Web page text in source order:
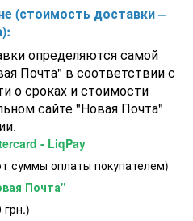
(стоимость доставки –
определяются самой
Почта" в соответствии с
о сроках и стоимости
сайте "Новая Почта"
- LiqPay
суммы оплаты покупателем)
Почта"
грн.)